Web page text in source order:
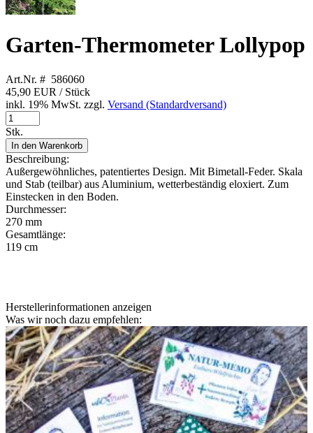
Garten-Thermometer Lollypop
Art.Nr. # 586060
45,90 EUR / Stück
inkl. 19% MwSt. zzgl. Versand (Standardversand)
Stk.
In den Warenkorb
Beschreibung:
Außergewöhnliches, patentiertes Design. Mit Bimetall-Feder. Skala
und Stab (teilbar) aus Aluminium, wetterbeständig eloxiert. Zum
Einstecken in den Boden.
Durchmesser:
270 mm
Gesamtlänge:
119 cm
Herstellerinformationen anzeigen
Was wir noch dazu empfehlen: